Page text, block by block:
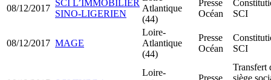
08/12/2017
SCI L’IMMOBILIER
SINO-LIGERIEN
Atlantique
(44)
Presse
Océan
SCI
08/12/2017 MAGE
Loire-
Atlantique
(44)
Presse
Océan
SCI
Loire-
Presse
Transfert
siège